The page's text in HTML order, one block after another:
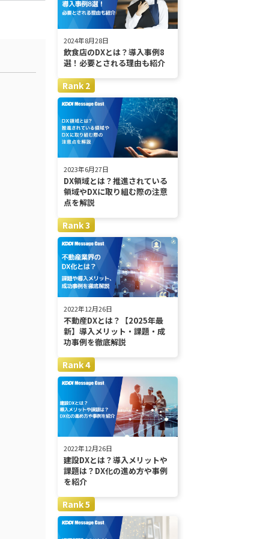
2024年8月28日
飲食店のDXとは？導入事例8
選！必要とされる理由も紹介
2023年6月27日
DX領域とは？推進されている
領域やDXに取り組む際の注意
点を解説
2022年12月26日
不動産DXとは？【2025年最
新】導入メリット・課題・成
功事例を徹底解説
2022年12月26日
建設DXとは？導入メリットや
課題は？DX化の進め方や事例
を紹介